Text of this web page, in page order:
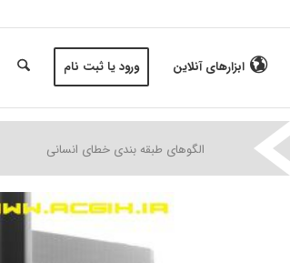
ابزارهای آنلاین ورود یا ثبت نام
| الگوهای طبقه بندی خطای انسانی